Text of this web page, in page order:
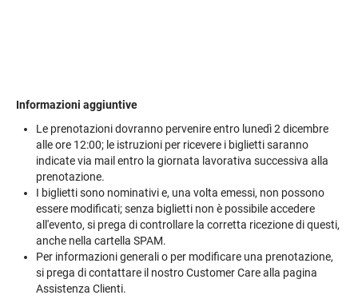
Informazioni aggiuntive
Le prenotazioni dovranno pervenire entro lunedì 2 dicembre
alle ore 12:00; le istruzioni per ricevere i biglietti saranno
indicate via mail entro la giornata lavorativa successiva alla
prenotazione.
I biglietti sono nominativi e, una volta emessi, non possono
essere modificati; senza biglietti non è possibile accedere
all'evento, si prega di controllare la corretta ricezione di questi,
anche nella cartella SPAM.
Per informazioni generali o per modificare una prenotazione,
si prega di contattare il nostro Customer Care alla pagina
Assistenza Clienti.